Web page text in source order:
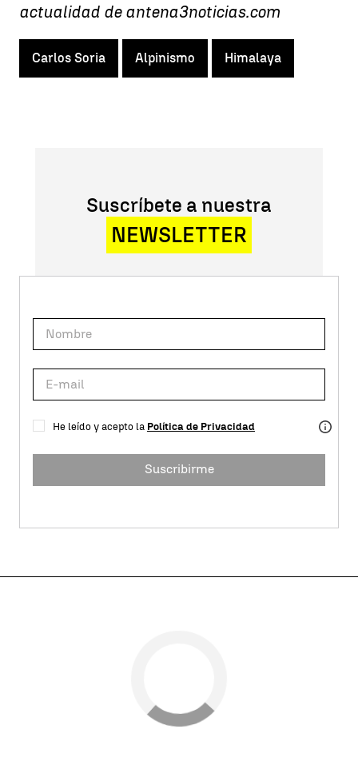
actualidad de antena3noticias.com
Carlos Soria Alpinismo Himalaya
Suscríbete a nuestra
NEWSLETTER
He leído y acepto la Política de Privacidad
Suscribirme